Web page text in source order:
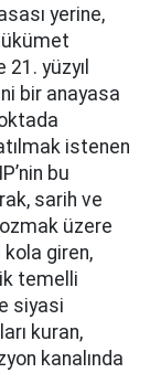
yerine,
yüzyıl
bir anayasa
istenen
bu
sarih ve
üzere
giren,
temelli
siyasi
kuran,
kanalında